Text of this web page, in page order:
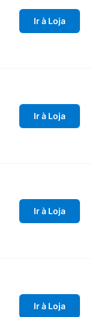
Ir à Loja
Ir à Loja
Ir à Loja
Ir à Loja